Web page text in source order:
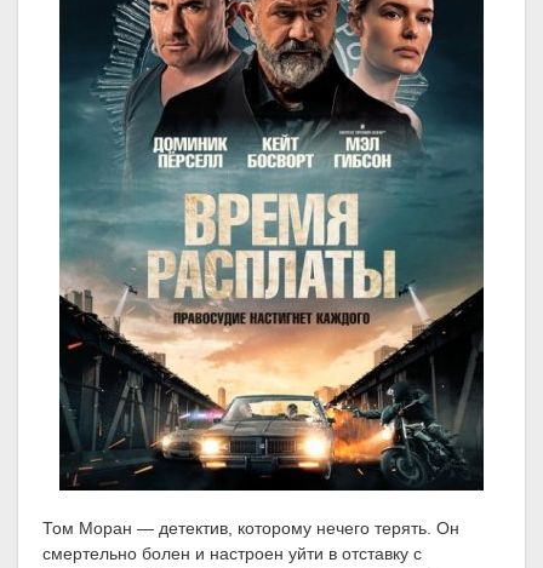
Том Моран — детектив, которому нечего терять. Он
смертельно болен и настроен уйти в отставку с